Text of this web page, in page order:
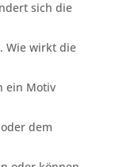
sich die
Wie wirkt die
ein Motiv
oder dem